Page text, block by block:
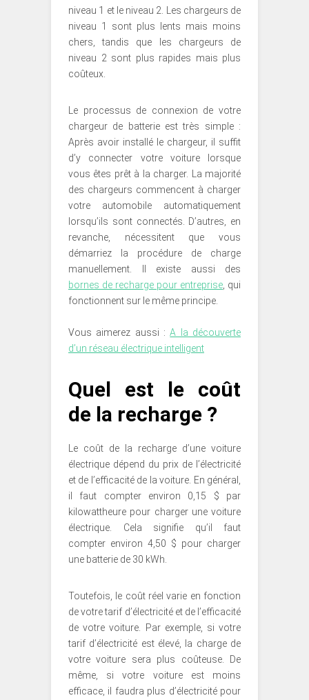
niveau 1 et le niveau 2. Les chargeurs de
niveau 1 sont plus lents mais moins
chers, tandis que les chargeurs de
niveau 2 sont plus rapides mais plus
coûteux.
Le processus de connexion de votre
chargeur de batterie est très simple :
Après avoir installé le chargeur, il suffit
d’y connecter votre voiture lorsque
vous êtes prêt à la charger. La majorité
des chargeurs commencent à charger
votre automobile automatiquement
lorsqu’ils sont connectés. D’autres, en
revanche, nécessitent que vous
démarriez la procédure de charge
manuellement. Il existe aussi des
bornes de recharge pour entreprise , qui
fonctionnent sur le même principe.
Vous aimerez aussi :A la découverte
d’un réseau électrique intelligent
Quel est le coût
de la recharge ?
Le coût de la recharge d’une voiture
électrique dépend du prix de l’électricité
et de l’efficacité de la voiture. En général,
il faut compter environ 0,15 $ par
kilowattheure pour charger une voiture
électrique. Cela signifie qu’il faut
compter environ 4,50 $ pour charger
une batterie de 30 kWh.
Toutefois, le coût réel varie en fonction
de votre tarif d’électricité et de l’efficacité
de votre voiture. Par exemple, si votre
tarif d’électricité est élevé, la charge de
votre voiture sera plus coûteuse. De
même, si votre voiture est moins
efficace, il faudra plus d’électricité pour